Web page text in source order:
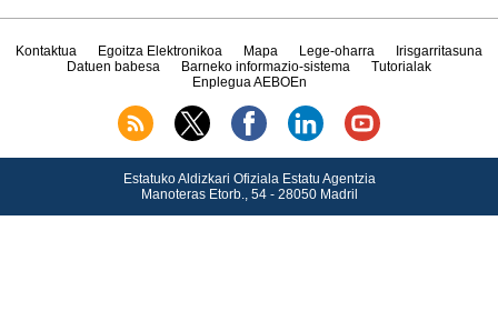
Kontaktua Egoitza Elektronikoa Mapa Lege-oharra
Irisgarritasuna
Datuen babesa
Barneko informazio-sistema
Tutorialak
Enplegua AEBOEn
Estatuko Aldizkari Ofiziala Estatu Agentzia
Manoteras Etorb., 54 - 28050 Madril